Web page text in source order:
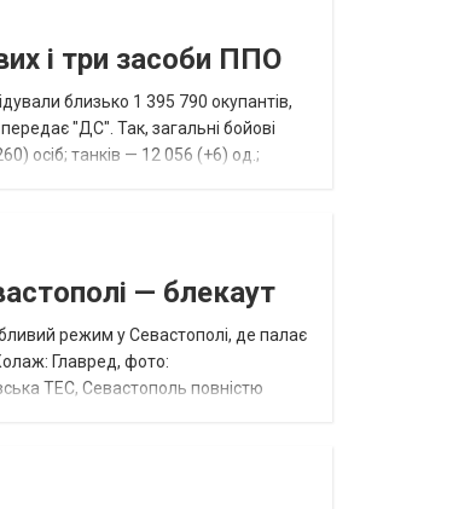
і три засоби ППО
близько 1 395 790 окупантів,
"ДС". Так, загальні бойові
осіб; танків — 12 056 (+6) од.;
— блекаут
режим у Севастополі, де палає
Главред, фото:
ТЕС, Севастополь повністю